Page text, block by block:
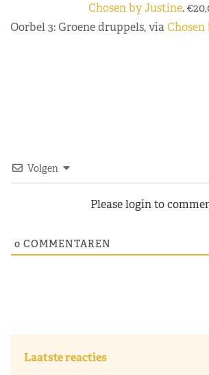
Chosen by Justine.
Oorbel 3: Groene druppels, via
Volgen
Please login to
0 COMMENTAREN
Laatste reacties